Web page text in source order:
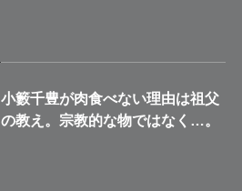
小籔千豊が肉食べない理由は祖父
の教え。宗教的な物ではなく…。